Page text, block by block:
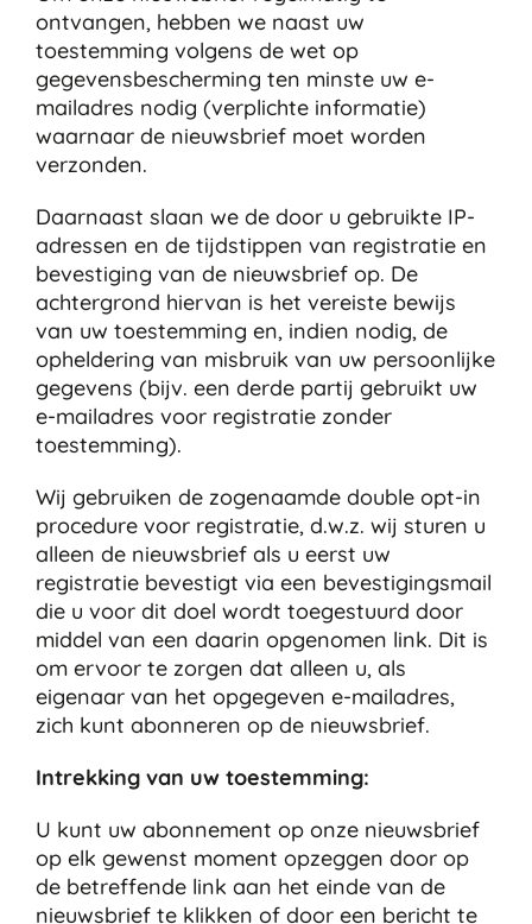
ontvangen, hebben we naast uw
toestemming volgens de wet op
gegevensbescherming ten minste uw e-
mailadres nodig (verplichte informatie)
waarnaar de nieuwsbrief moet worden
verzonden.
Daarnaast slaan we de door u gebruikte IP-
adressen en de tijdstippen van registratie en
bevestiging van de nieuwsbrief op. De
achtergrond hiervan is het vereiste bewijs
van uw toestemming en, indien nodig, de
opheldering van misbruik van uw persoonlijke
gegevens (bijv. een derde partij gebruikt uw
e-mailadres voor registratie zonder
toestemming).
Wij gebruiken de zogenaamde double opt-in
procedure voor registratie, d.w.z. wij sturen u
alleen de nieuwsbrief als u eerst uw
registratie bevestigt via een bevestigingsmail
die u voor dit doel wordt toegestuurd door
middel van een daarin opgenomen link. Dit is
om ervoor te zorgen dat alleen u, als
eigenaar van het opgegeven e-mailadres,
zich kunt abonneren op de nieuwsbrief.
Intrekking van uw toestemming:
U kunt uw abonnement op onze nieuwsbrief
op elk gewenst moment opzeggen door op
de betreffende link aan het einde van de
nieuwsbrief te klikken of door een bericht te